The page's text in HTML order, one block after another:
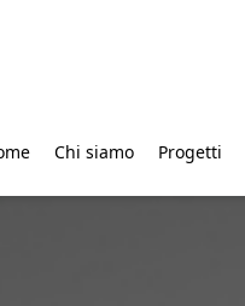
Chi siamo Progetti